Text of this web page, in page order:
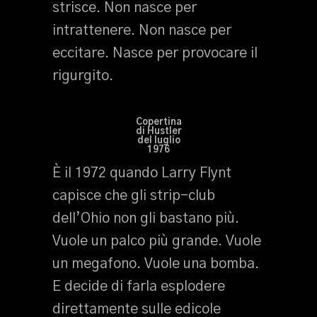
strisce. Non nasce per
intrattenere. Non nasce per
eccitare. Nasce per provocare il
rigurgito.
Copertina
di Hustler
del luglio
1976
È il 1972 quando Larry Flynt
capisce che gli strip-club
dell’Ohio non gli bastano più.
Vuole un palco più grande. Vuole
un megafono. Vuole una bomba.
E decide di farla esplodere
direttamente sulle edicole